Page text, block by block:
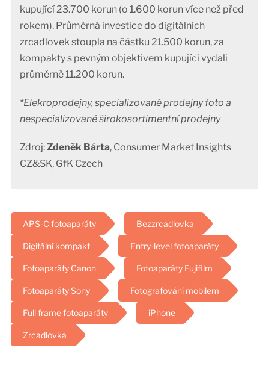
kupující 23.700 korun (o 1.600 korun více než před
rokem). Průměrná investice do digitálních
zrcadlovek stoupla na částku 21.500 korun, za
kompakty s pevným objektivem kupující vydali
průměrně 11.200 korun.
*Elekroprodejny, specializované prodejny foto a
nespecializované širokosortimentní prodejny
Zdroj:Zdeněk Bárta, Consumer Market Insights
CZ&SK, GfK Czech
APS-C fotoaparáty Bezzrcadlovka
Digitální kompakt Entry-level fotoaparáty
Fotoaparáty Canon Fotoaparáty Fujifilm
Fotoaparáty Sony Fotografování mobilem
Full frame fotoaparáty iPhone
Zrcadlovka